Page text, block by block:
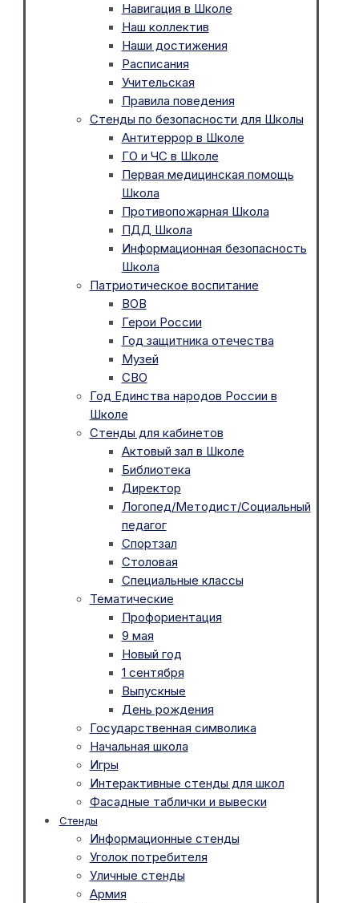
Навигация в Школе
Наш коллектив
Наши достижения
Расписания
Учительская
Правила поведения
Стенды по безопасности для Школы
Антитеррор в Школе
ГО и ЧС в Школе
Первая медицинская помощь
Школа
Противопожарная Школа
ПДД Школа
Информационная безопасность
Школа
Патриотическое воспитание
ВОВ
Герои России
Год защитника отечества
Музей
СВО
Год Единства народов России в
Школе
Стенды для кабинетов
Актовый зал в Школе
Библиотека
Директор
Логопед/Методист/Социальный
педагог
Спортзал
Столовая
Специальные классы
Тематические
Профориентация
9 мая
Новый год
1 сентября
Выпускные
День рождения
Государственная символика
Начальная школа
Игры
Интерактивные стенды для школ
Фасадные таблички и вывески
Стенды
Информационные стенды
Уголок потребителя
Уличные стенды
Армия